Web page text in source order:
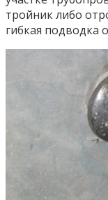
тройник либо
гибкая подводка